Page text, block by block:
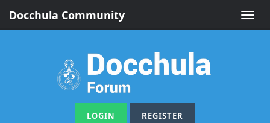
Toggle
Docchula Community
LOGIN REGISTER